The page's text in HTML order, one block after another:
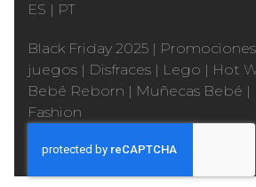
ES | PT
Black Friday 2025 |
juegos | Disfraces | Lego | Hot
Bebé Reborn | Muñecas Bebé |
Fashion